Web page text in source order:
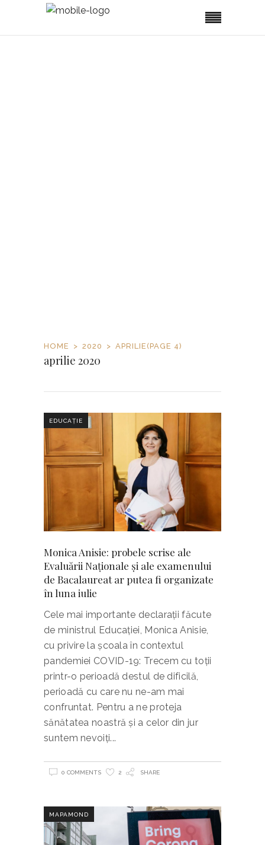
HOME 2020 APRILIE (PAGE 4)
aprilie 2020
EDUCAȚIE
Monica Anisie: probele scrise ale
Evaluării Naționale și ale examenului
de Bacalaureat ar putea fi organizate
în luna iulie
Cele mai importante declarații făcute
de ministrul Educației, Monica Anisie,
cu privire la școala în contextul
pandemiei COVID-19: Trecem cu toții
printr-o perioadă destul de dificilă,
perioadă cu care nu ne-am mai
confruntat. Pentru a ne proteja
sănătatea noastră și a celor din jur
suntem nevoiți
0 COMMENTS 2 SHARE
MAPAMOND